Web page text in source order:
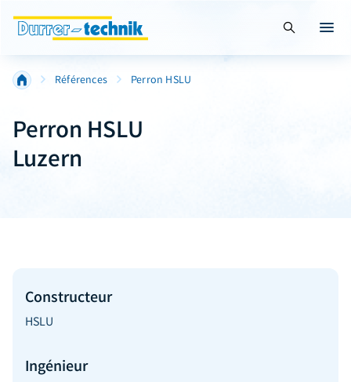
Suche öffnen
Références Perron HSLU
Perron HSLU
Luzern
Constructeur
HSLU
Ingénieur